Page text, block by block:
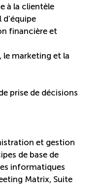
à la clientèle
financière et
le marketing et la
prise de décisions
et gestion
de base de
informatiques
Matrix, Suite